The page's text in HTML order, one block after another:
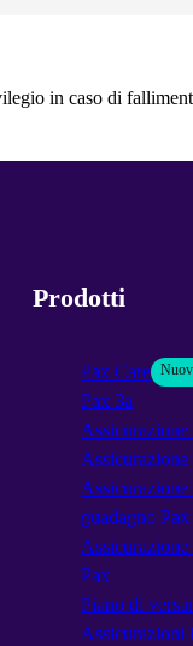
in caso di
Prodotti
Pax Care
Pax 3a
Assicurazione
guadagno Pax
Pax
Piano di
Assicurazioni